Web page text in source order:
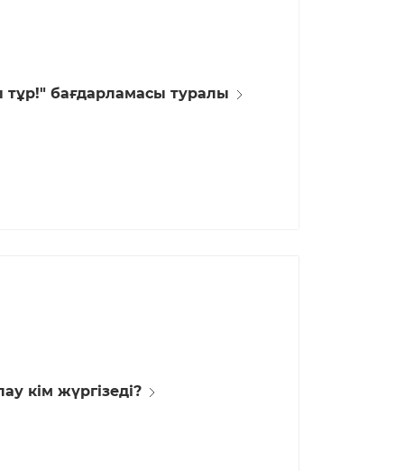
тұр!" бағдарламасы туралы
кім жүргізеді?